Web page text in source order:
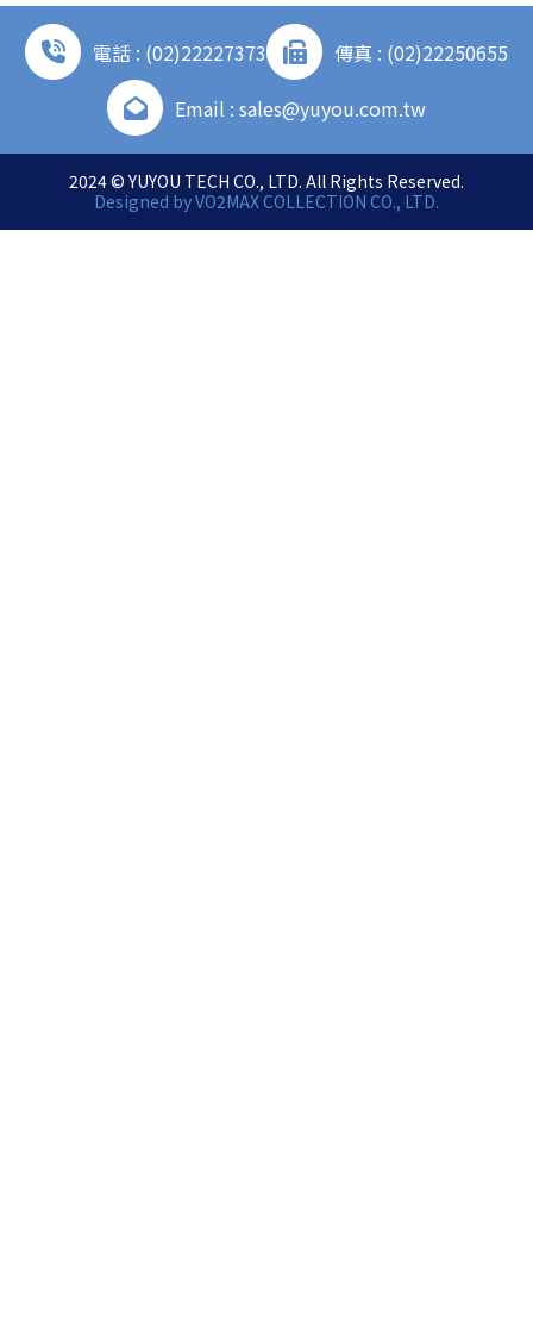
電話 : (02)22227373
傳真 : (02)22250655
Email : sales@yuyou.com.tw
2024 © YUYOU TECH CO., LTD. All Rights Reserved.
Designed byVO2MAX COLLECTION CO., LTD.